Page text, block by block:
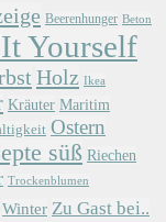
Beerenhunger Beton
Yourself
Holz Ikea
Kräuter Maritim
Ostern
süß Riechen
Trockenblumen
Winter Zu Gast bei..